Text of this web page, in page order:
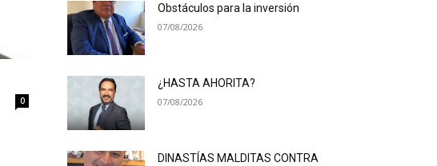
0
Obstáculos para la inversión
07/08/2026
¿HASTA AHORITA?
07/08/2026
DINASTÍAS MALDITAS CONTRA